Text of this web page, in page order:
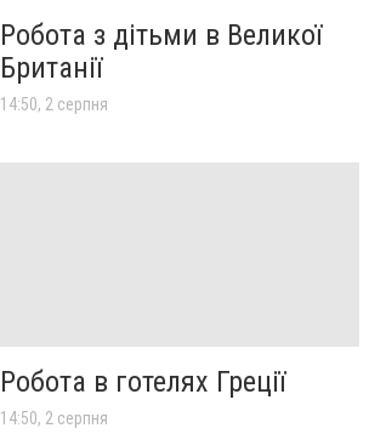
Робота з дітьми в Великої
Британії
14:50, 2 серпня
Робота в готелях Греції
14:50, 2 серпня